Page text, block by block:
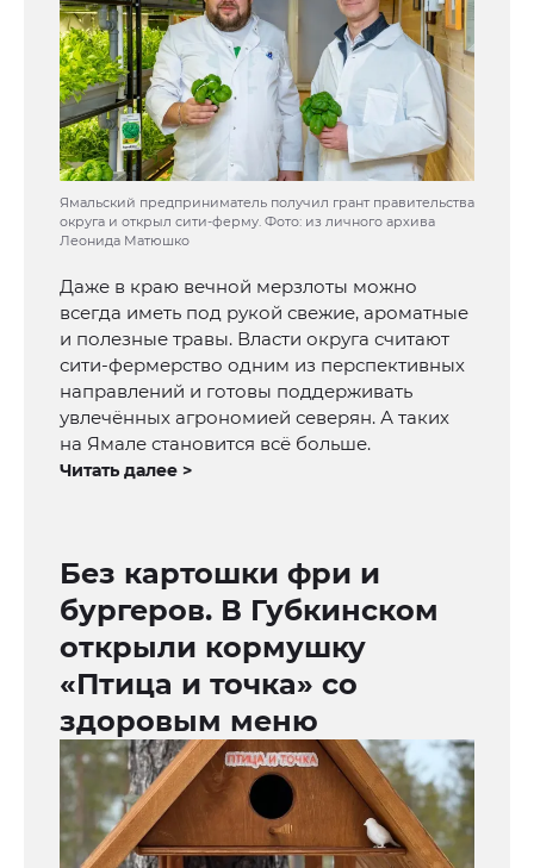
Ямальский предприниматель получил грант правительства
округа и открыл сити-ферму. Фото: из личного архива
Леонида Матюшко
Даже в краю вечной мерзлоты можно
всегда иметь под рукой свежие, ароматные
и полезные травы. Власти округа считают
сити-фермерство одним из перспективных
направлений и готовы поддерживать
увлечённых агрономией северян. А таких
на Ямале становится всё больше.
Читать далее >
Без картошки фри и
бургеров. В Губкинском
открыли кормушку
«Птица и точка» со
здоровым меню